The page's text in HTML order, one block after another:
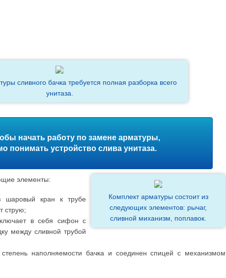
сливного бачка требуется полная разборка всего
унитаза.
начать работу по замене арматуры,
понимать устройство слива унитаза.
Комплект арматуры состоит из
следующих элементов: рычаг,
сливной миханизм, поплавок.
элементы:
шаровый кран к трубе
струю;
в себя сифон с
между сливной трубой
степень наполняемости бачка и соединен спицей с механизмом